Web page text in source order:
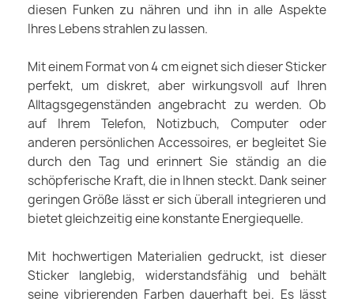
diesen Funken zu nähren und ihn in alle Aspekte
Ihres Lebens strahlen zu lassen.
Mit einem Format von 4 cm eignet sich dieser Sticker
perfekt, um diskret, aber wirkungsvoll auf Ihren
Alltagsgegenständen angebracht zu werden. Ob
auf Ihrem Telefon, Notizbuch, Computer oder
anderen persönlichen Accessoires, er begleitet Sie
durch den Tag und erinnert Sie ständig an die
schöpferische Kraft, die in Ihnen steckt. Dank seiner
geringen Größe lässt er sich überall integrieren und
bietet gleichzeitig eine konstante Energiequelle.
Mit hochwertigen Materialien gedruckt, ist dieser
Sticker langlebig, widerstandsfähig und behält
seine vibrierenden Farben dauerhaft bei. Es lässt